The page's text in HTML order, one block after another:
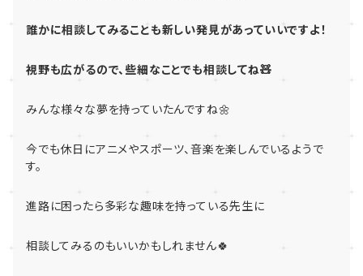
誰かに相談してみることも新しい発見があっていいですよ！
視野も広がるので、些細なことでも相談してね🧸
みんな様々な夢を持っていたんですね🌼
今でも休日にアニメやスポーツ、音楽を楽しんでいるようで
す。
進路に困ったら多彩な趣味を持っている先生に
相談してみるのもいいかもしれません🍀